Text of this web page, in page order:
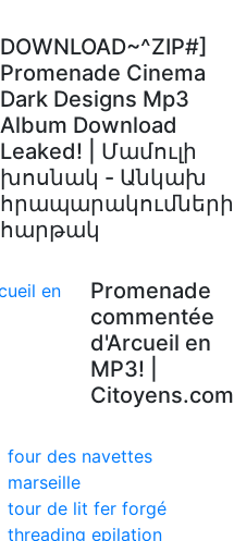
DOWNLOAD~^ZIP#]
Promenade Cinema
Dark Designs Mp3
Album Download
Leaked! | Մամուլի
խոսնակ - Անկախ
հրապարակումների
հարթակ
Promenade
commentée
d'Arcueil en
MP3! |
Citoyens.com
four des navettes
marseille
tour de lit fer forgé
threading epilation